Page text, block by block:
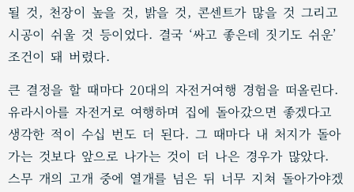
될 것, 천장이 높을 것, 밝을 것, 콘센트가 많을 것 그리고
시공이 쉬울 것 등이었다. 결국 ‘싸고 좋은데 짓기도 쉬운’
조건이 돼 버렸다.
큰 결정을 할 때마다 20대의 자전거여행 경험을 떠올린다.
유라시아를 자전거로 여행하며 집에 돌아갔으면 좋겠다고
생각한 적이 수십 번도 더 된다. 그 때마다 내 처지가 돌아
가는 것보다 앞으로 나가는 것이 더 나은 경우가 많았다.
스무 개의 고개 중에 열개를 넘은 뒤 너무 지쳐 돌아가야겠